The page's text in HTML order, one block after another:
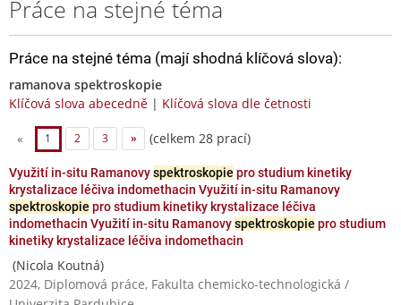
Práce na stejné téma
Práce na stejné téma (mají shodná klíčová slova):
ramanova spektroskopie
Klíčová slova abecedně | Klíčová slova dle četnosti
« 1 2 3 » (celkem 28 prací)
Využití in-situ Ramanovyspektroskopie pro studium kinetiky
krystalizace léčiva indomethacin Využití in-situ Ramanovy
spektroskopie pro studium kinetiky krystalizace léčiva
indomethacin Využití in-situ Ramanovyspektroskopie pro studium
kinetiky krystalizace léčiva indomethacin
(Nicola Koutná)
2024, Diplomová práce, Fakulta chemicko-technologická /